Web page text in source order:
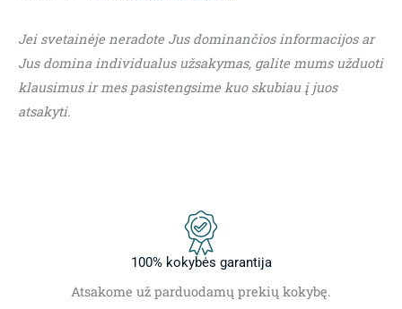
Jei svetainėje neradote Jus dominančios informacijos ar
Jus domina individualus užsakymas, galite mums užduoti
klausimus ir mes pasistengsime kuo skubiau į juos
atsakyti.
100% kokybės garantija
Atsakome už parduodamų prekių kokybę.